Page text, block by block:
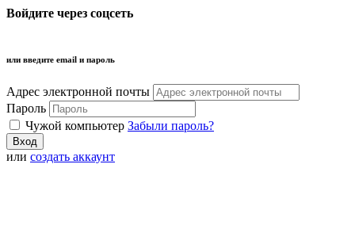
Войдите через соцсеть
или введите email и пароль
Адрес электронной почты
Пароль
Чужой компьютер Забыли пароль?
или создать аккаунт